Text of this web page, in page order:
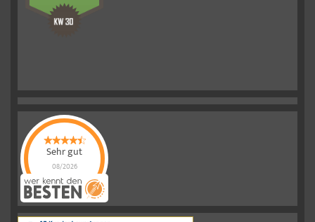
Sehr gut
08/2026
Schelkmann
Immobilienhat
|110Schelkmann